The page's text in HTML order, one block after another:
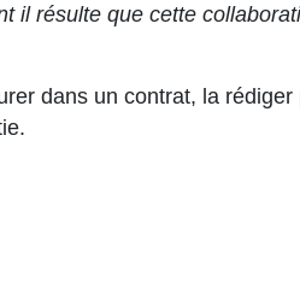
il résulte que cette
dans un contrat, la rédiger